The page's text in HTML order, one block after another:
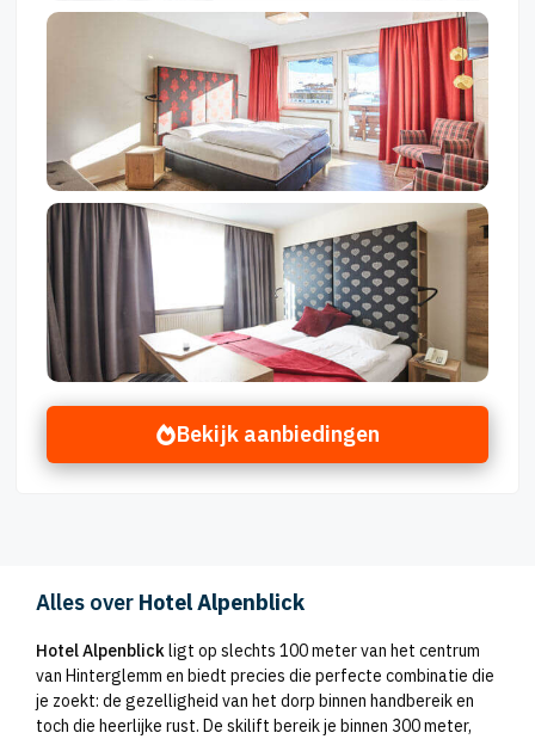
Bekijk aanbiedingen
Alles over Hotel Alpenblick
Hotel Alpenblickligt op slechts 100 meter van het centrum
van Hinterglemm en biedt precies die perfecte combinatie die
je zoekt: de gezelligheid van het dorp binnen handbereik en
toch die heerlijke rust. De skilift bereik je binnen 300 meter,